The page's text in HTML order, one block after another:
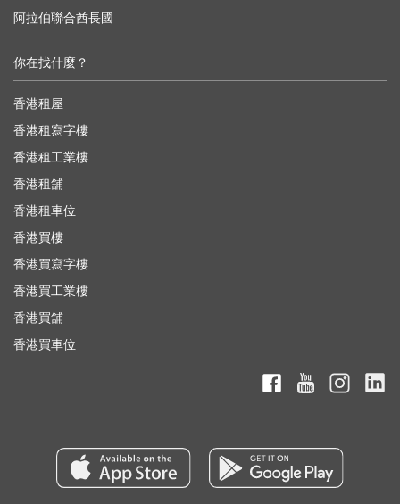
阿拉伯聯合酋長國
你在找什麼？
香港租屋
香港租寫字樓
香港租工業樓
香港租舖
香港租車位
香港買樓
香港買寫字樓
香港買工業樓
香港買舖
香港買車位